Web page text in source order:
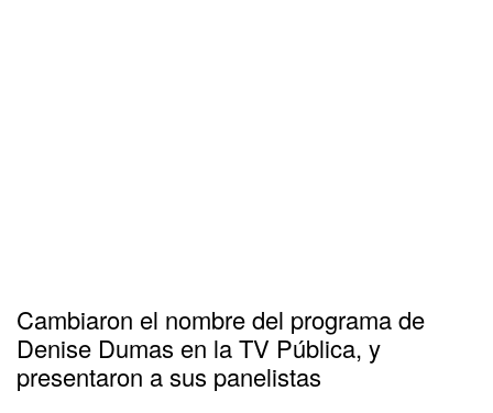
Cambiaron el nombre del programa de
Denise Dumas en la TV Pública, y
presentaron a sus panelistas